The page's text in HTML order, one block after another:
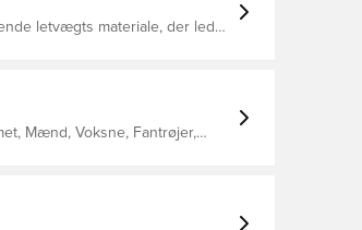
letvægts materiale, der leder
Mænd, Voksne, Fantrøjer,